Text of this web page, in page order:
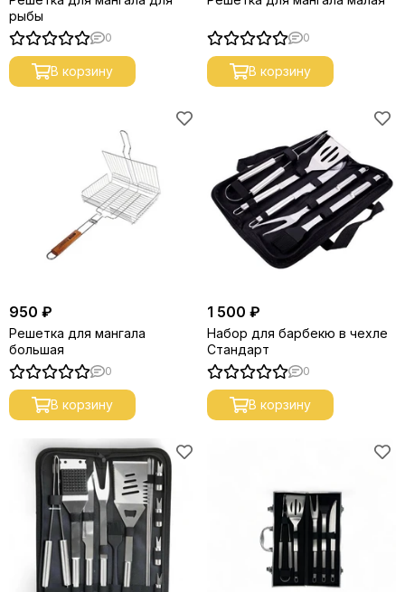
рыбы
0
В корзину
0
В корзину
950 ₽
Решетка для мангала
большая
0
В корзину
1 500 ₽
Набор для барбекю в чехле
Стандарт
0
В корзину